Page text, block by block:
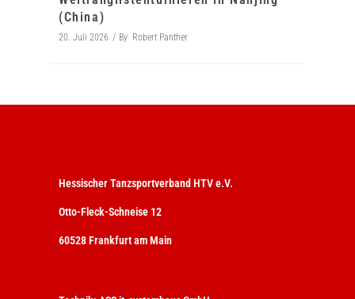
(China)
20. Juli 2026 By Robert Panther
Hessischer Tanzsportverband HTV e.V.
Otto-Fleck-Schneise 12
60528 Frankfurt am Main